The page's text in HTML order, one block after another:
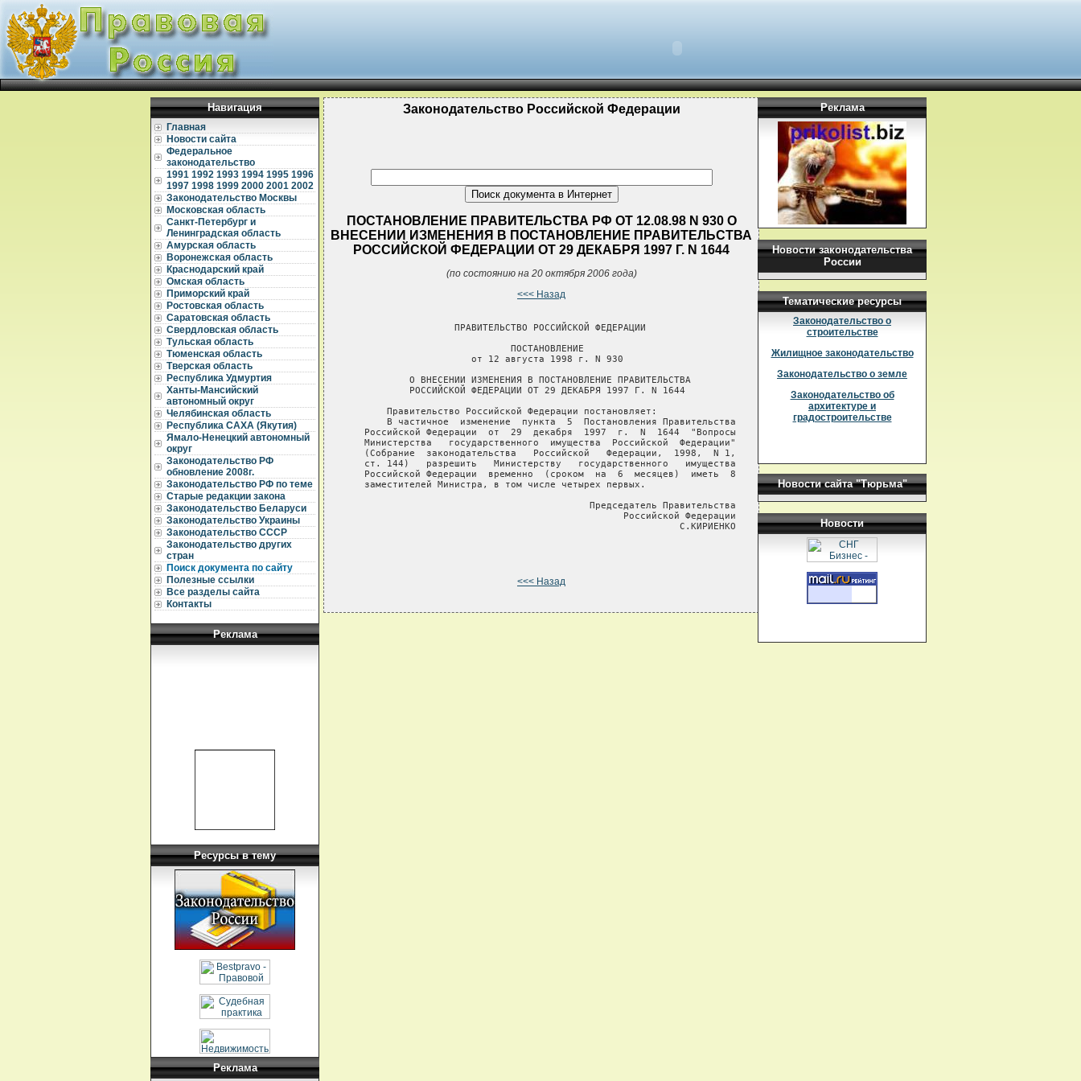
Навигация
Главная
Новости сайта
Федеральное
законодательство
1991 1992 1993 1994 1995 1996
1997 1998 1999 2000 2001 2002
Законодательство Москвы
Московская область
Санкт-Петербург и
Ленинградская область
Амурская область
Воронежская область
Краснодарский край
Омская область
Приморский край
Ростовская область
Саратовская область
Свердловская область
Тульская область
Тюменская область
Тверская область
Республика Удмуртия
Ханты-Мансийский
автономный округ
Челябинская область
Республика САХА (Якутия)
Ямало-Ненецкий автономный
округ
Законодательство РФ
обновление 2008г.
Законодательство РФ по теме
Старые редакции закона
Законодательство Беларуси
Законодательство Украины
Законодательство СССР
Законодательство других
стран
Поиск документа по сайту
Полезные ссылки
Все разделы сайта
Контакты
Реклама
Ресурсы в тему
Реклама
Законодательство Российской Федерации
ПОСТАНОВЛЕНИЕ ПРАВИТЕЛЬСТВА РФ ОТ 12.08.98 N 930 О
ВНЕСЕНИИ ИЗМЕНЕНИЯ В ПОСТАНОВЛЕНИЕ ПРАВИТЕЛЬСТВА
РОССИЙСКОЙ ФЕДЕРАЦИИ ОТ 29 ДЕКАБРЯ 1997 Г. N 1644
(по состоянию на 20 октября 2006 года)
<<< Назад
                   ПРАВИТЕЛЬСТВО РОССИЙСКОЙ ФЕДЕРАЦИИ
                             ПОСТАНОВЛЕНИЕ
                      от 12 августа 1998 г. N 930
           О ВНЕСЕНИИ ИЗМЕНЕНИЯ В ПОСТАНОВЛЕНИЕ ПРАВИТЕЛЬСТВА
           РОССИЙСКОЙ ФЕДЕРАЦИИ ОТ 29 ДЕКАБРЯ 1997 Г. N 1644
       Правительство Российской Федерации постановляет:
       В частичное  изменение  пункта  5  Постановления Правительства
   Российской Федерации  от  29  декабря  1997  г.  N  1644  "Вопросы
   Министерства   государственного  имущества  Российской  Федерации"
   (Собрание  законодательства   Российской   Федерации,  1998,  N 1,
   ст. 144)   разрешить   Министерству   государственного   имущества
   Российской Федерации  временно  (сроком  на  6  месяцев)  иметь  8
   заместителей Министра, в том числе четырех первых.
                                           Председатель Правительства
                                                 Российской Федерации
                                                           С.КИРИЕНКО
<<< Назад
Реклама
Новости законодательства
России
Тематические ресурсы
Законодательство о
строительстве
Жилищное законодательство
Законодательство о земле
Законодательство об
архитектуре и
градостроительстве
Новости сайта "Тюрьма"
Новости